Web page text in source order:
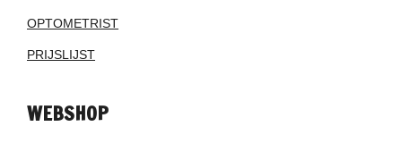
OPTOMETRIST
PRIJSLIJST
WEBSHOP